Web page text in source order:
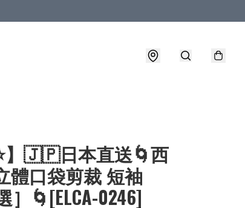
⭐】🇯🇵日本直送🌀西
體口袋剪裁 短袖
］🌀[ELCA-0246]